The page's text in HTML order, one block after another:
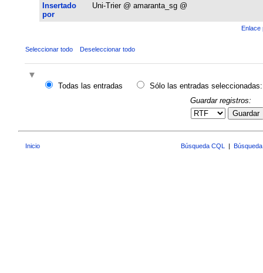
Insertado
por
Uni-Trier @ amaranta_sg @
Enlace
Seleccionar todo Deseleccionar todo
Todas las entradas
Sólo las entradas seleccionadas:
Guardar registros:
Guardar
Inicio Búsqueda CQL